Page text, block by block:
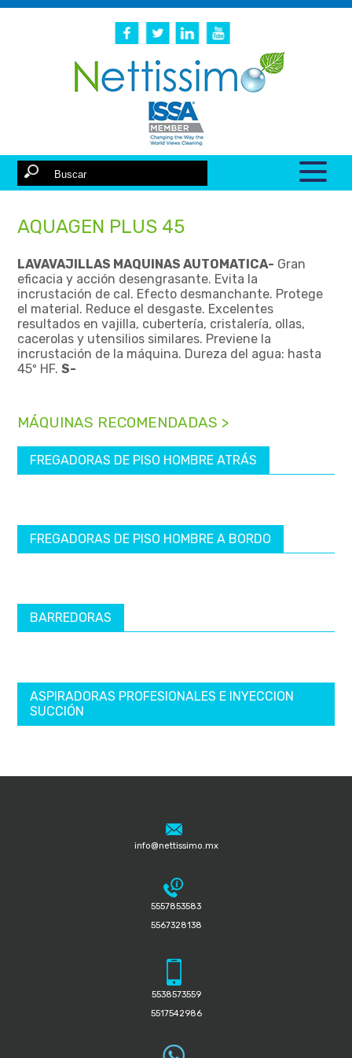
AQUAGEN PLUS 45
LAVAVAJILLAS MAQUINAS AUTOMATICA- Gran
eficacia y acción desengrasante. Evita la
incrustación de cal. Efecto desmanchante. Protege
el material. Reduce el desgaste. Excelentes
resultados en vajilla, cubertería, cristalería, ollas,
cacerolas y utensilios similares. Previene la
incrustación de la máquina. Dureza del agua: hasta
45º HF.S-
MÁQUINAS RECOMENDADAS >
FREGADORAS DE PISO HOMBRE ATRÁS
FREGADORAS DE PISO HOMBRE A BORDO
BARREDORAS
ASPIRADORAS PROFESIONALES E INYECCION
SUCCIÓN
info@nettissimo.mx
5557853583
5567328138
5538573559
5517542986